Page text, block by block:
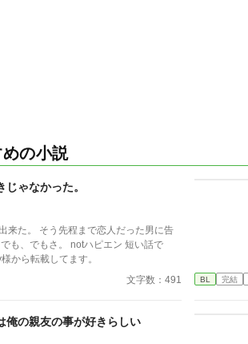
の小説
じゃなかった。
恋人だった男に告
から転載してます。
文字数：491 BL 完結
俺の親友の事が好きらしい